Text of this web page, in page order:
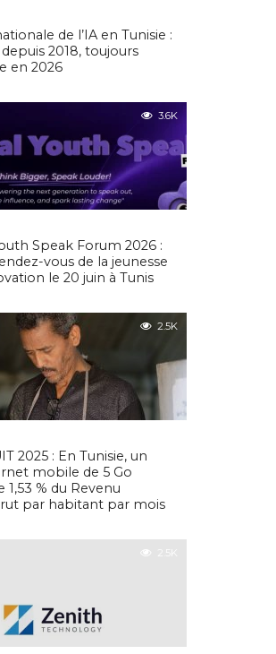
de l’IA en Tunisie :
2018, toujours
en 2026
3.6K
Speak Forum 2026 :
vous de la jeunesse
le 20 juin à Tunis
2.5K
2025 : En Tunisie, un
mobile de 5 Go
% du Revenu
par habitant par mois
2.5K